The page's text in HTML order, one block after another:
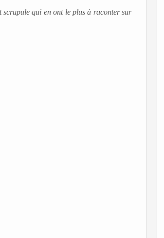
scrupule qui en ont le plus à raconter sur